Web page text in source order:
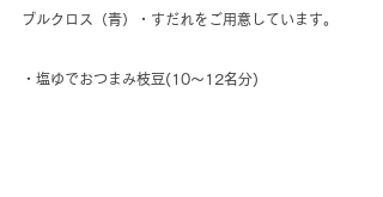
ブルクロス（青）・すだれをご用意しています。
・塩ゆでおつまみ枝豆(10～12名分)